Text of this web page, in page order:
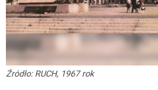
Źródło: RUCH, 1967 rok